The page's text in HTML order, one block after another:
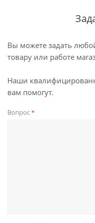
Вы можете задать
товару или работе
Наши
вам помогут.
Вопрос*